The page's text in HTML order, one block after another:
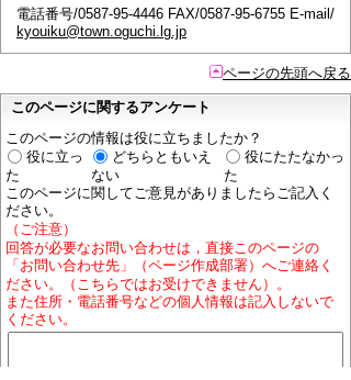
電話番号/0587-95-4446 FAX/0587-95-6755 E-mail/
kyouiku@town.oguchi.lg.jp
ページの先頭へ戻る
このページに関するアンケート
このページの情報は役に立ちましたか？
役に立っ
た
どちらともいえ
ない
役にたたなかっ
た
このページに関してご意見がありましたらご記入く
ださい。
（ご注意）
回答が必要なお問い合わせは，直接このページの
「お問い合わせ先」（ページ作成部署）へご連絡く
ださい。（こちらではお受けできません）。
また住所・電話番号などの個人情報は記入しないで
ください。